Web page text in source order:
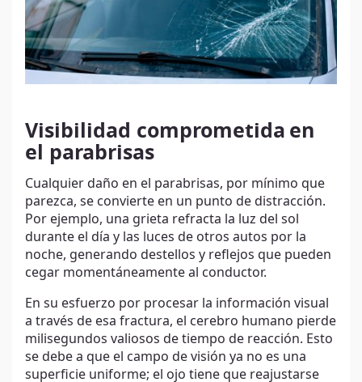
Visibilidad comprometida en
el parabrisas
Cualquier daño en el parabrisas, por mínimo que
parezca, se convierte en un punto de distracción.
Por ejemplo, una grieta refracta la luz del sol
durante el día y las luces de otros autos por la
noche, generando destellos y reflejos que pueden
cegar momentáneamente al conductor.
En su esfuerzo por procesar la información visual
a través de esa fractura, el cerebro humano pierde
milisegundos valiosos de tiempo de reacción. Esto
se debe a que el campo de visión ya no es una
superficie uniforme; el ojo tiene que reajustarse